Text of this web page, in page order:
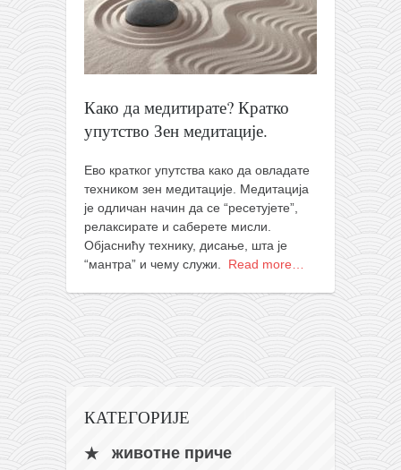
Како да медитирате? Кратко
упутство Зен медитације.
Ево кратког упутства како да овладате
техником зен медитације. Медитација
је одличан начин да се “ресетујете”,
релаксирате и саберете мисли.
Објаснићу технику, дисање, шта је
“мантра” и чему служи. Read more…
КАТЕГОРИЈЕ
животне приче